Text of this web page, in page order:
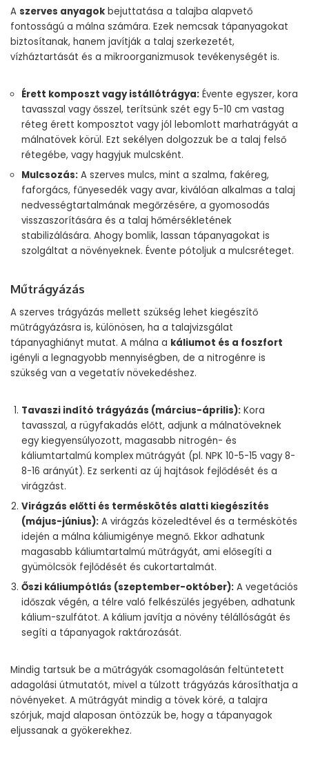
A szerves anyagok bejuttatása a talajba alapvető
fontosságú a málna számára. Ezek nemcsak tápanyagokat
biztosítanak, hanem javítják a talaj szerkezetét,
vízháztartását és a mikroorganizmusok tevékenységét is.
Érett komposzt vagy istállótrágya: Évente egyszer, kora
tavasszal vagy ősszel, terítsünk szét egy 5-10 cm vastag
réteg érett komposztot vagy jól lebomlott marhatrágyát a
málnatövek körül. Ezt sekélyen dolgozzuk be a talaj felső
rétegébe, vagy hagyjuk mulcsként.
Mulcsozás: A szerves mulcs, mint a szalma, fakéreg,
faforgács, fűnyesedék vagy avar, kiválóan alkalmas a talaj
nedvességtartalmának megőrzésére, a gyomosodás
visszaszorítására és a talaj hőmérsékletének
stabilizálására. Ahogy bomlik, lassan tápanyagokat is
szolgáltat a növényeknek. Évente pótoljuk a mulcsréteget.
Műtrágyázás
A szerves trágyázás mellett szükség lehet kiegészítő
műtrágyázásra is, különösen, ha a talajvizsgálat
tápanyaghiányt mutat. A málna a káliumot és a foszfort
igényli a legnagyobb mennyiségben, de a nitrogénre is
szükség van a vegetatív növekedéshez.
Tavaszi indító trágyázás (március-április): Kora
tavasszal, a rügyfakadás előtt, adjunk a málnatöveknek
egy kiegyensúlyozott, magasabb nitrogén- és
káliumtartalmú komplex műtrágyát (pl. NPK 10-5-15 vagy 8-
8-16 arányút). Ez serkenti az új hajtások fejlődését és a
virágzást.
Virágzás előtti és terméskötés alatti kiegészítés
(május-június): A virágzás közeledtével és a terméskötés
idején a málna káliumigénye megnő. Ekkor adhatunk
magasabb káliumtartalmú műtrágyát, ami elősegíti a
gyümölcsök fejlődését és cukortartalmát.
Őszi káliumpótlás (szeptember-október): A vegetációs
időszak végén, a télre való felkészülés jegyében, adhatunk
kálium-szulfátot. A kálium javítja a növény télállóságát és
segíti a tápanyagok raktározását.
Mindig tartsuk be a műtrágyák csomagolásán feltüntetett
adagolási útmutatót, mivel a túlzott trágyázás károsíthatja a
növényeket. A műtrágyát mindig a tövek köré, a talajra
szórjuk, majd alaposan öntözzük be, hogy a tápanyagok
eljussanak a gyökerekhez.